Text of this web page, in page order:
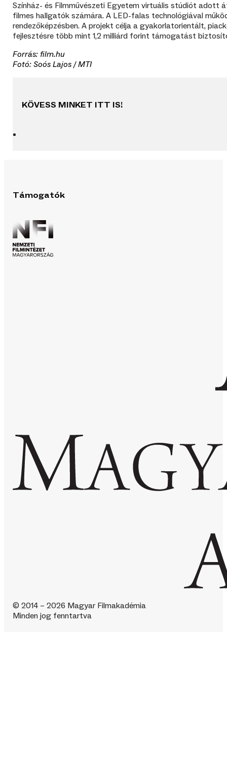
Színház- és Filmművészeti Egyetem virtuális stúdiót adott
filmes hallgatók számára. A LED-falas technológiával
rendezőképzésben. A projekt célja a gyakorlatorientált,
fejlesztésre több mint 1,2 milliárd forint támogatást
Forrás: film.hu
Fotó:Soós Lajos / MTI
KÖVESS MINKET ITT IS!
Támogatók
© 2014 – 2026 Magyar Filmakadémia
Minden jog fenntartva